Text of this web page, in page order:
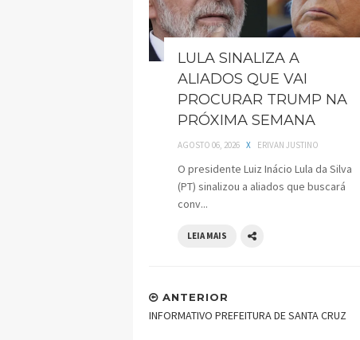
LULA SINALIZA A
ALIADOS QUE VAI
PROCURAR TRUMP NA
PRÓXIMA SEMANA
AGOSTO 06, 2026 X ERIVAN JUSTINO
O presidente Luiz Inácio Lula da Silva
(PT) sinalizou a aliados que buscará
conv...
LEIA MAIS
ANTERIOR
INFORMATIVO PREFEITURA DE SANTA CRUZ